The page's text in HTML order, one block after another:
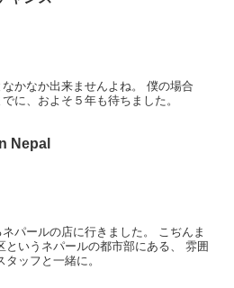
かなか出来ませんよね。 僕の場合
に、およそ５年も待ちました。
In Nepal
パールの店に行きました。 こぢんま
というネパールの都市部にある、 雰囲
ッフと一緒に。